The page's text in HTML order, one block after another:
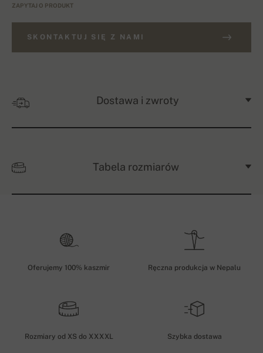
ZAPYTAJ O PRODUKT
SKONTAKTUJ SIĘ Z NAMI
Dostawa i zwroty
Tabela rozmiarów
Oferujemy 100% kaszmir Ręczna produkcja w Nepalu
Rozmiary od XS do XXXXL Szybka dostawa